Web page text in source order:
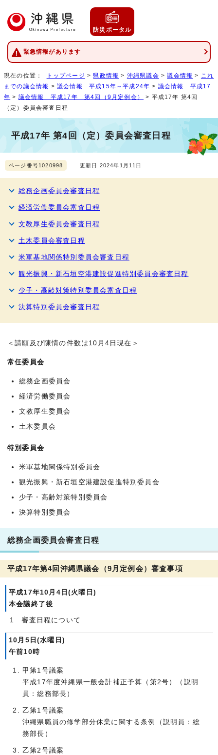
防災ポータル
緊急情報があります
現在の位置： トップページ > 県政情報 > 沖縄県議会 >議会情報 >
これ
までの議会情報 >議会情報 平成15年～平成24年 > 議会情報 平成17
年 > 議会情報 平成17年 第4回（9月定例会）
> 平成17年 第4回
（定）委員会審査日程
平成17年 第4回（定）委員会審査日程
ページ番号1020998 更新日 2024年1月11日
総務企画委員会審査日程
経済労働委員会審査日程
文教厚生委員会審査日程
土木委員会審査日程
米軍基地関係特別委員会審査日程
観光振興・新石垣空港建設促進特別委員会審査日程
少子・高齢対策特別委員会審査日程
決算特別委員会審査日程
＜請願及び陳情の件数は10月4日現在＞
常任委員会
総務企画委員会
経済労働委員会
文教厚生委員会
土木委員会
特別委員会
米軍基地関係特別委員会
観光振興・新石垣空港建設促進特別委員会
少子・高齢対策特別委員会
決算特別委員会
総務企画委員会審査日程
平成17年第4回沖縄県議会（9月定例会）審査事項
平成17年10月4日(火曜日)
本会議終了後
1 審査日程について
10月5日(水曜日)
午前10時
甲第1号議案
平成17年度沖縄県一般会計補正予算（第2号）（説明
員：総務部長）
乙第1号議案
沖縄県職員の修学部分休業に関する条例（説明員：総
務部長）
乙第2号議案